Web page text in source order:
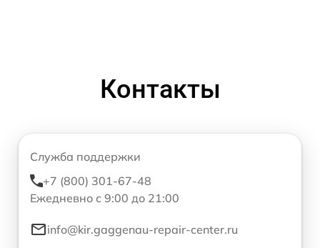
Контакты
Служба поддержки
+7 (800) 301-67-48
Ежедневно с 9:00 до 21:00
info@kir.gaggenau-repair-center.ru